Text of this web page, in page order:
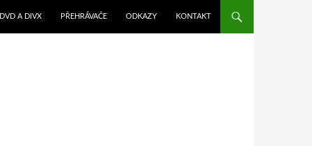
DVD A DIVX PŘEHRÁVAČE ODKAZY KONTAKT